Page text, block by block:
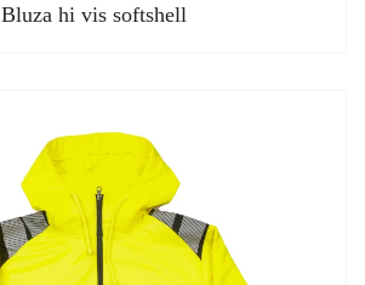
Bluza hi vis softshell